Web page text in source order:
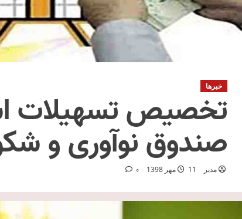
خبرها
تخصیص تسهیلات
صندوق نوآوری و
مدیر 11 مهر 1398 0